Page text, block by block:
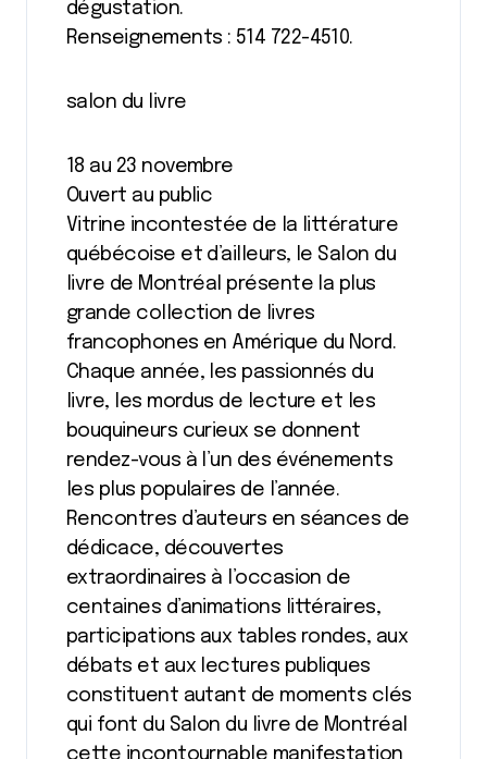
dégustation.
Renseignements : 514 722-4510.
salon du livre
18 au 23 novembre
Ouvert au public
Vitrine incontestée de la littérature
québécoise et d’ailleurs, le Salon du
livre de Montréal présente la plus
grande collection de livres
francophones en Amérique du Nord.
Chaque année, les passionnés du
livre, les mordus de lecture et les
bouquineurs curieux se donnent
rendez-vous à l’un des événements
les plus populaires de l’année.
Rencontres d’auteurs en séances de
dédicace, découvertes
extraordinaires à l’occasion de
centaines d’animations littéraires,
participations aux tables rondes, aux
débats et aux lectures publiques
constituent autant de moments clés
qui font du Salon du livre de Montréal
cette incontournable manifestation